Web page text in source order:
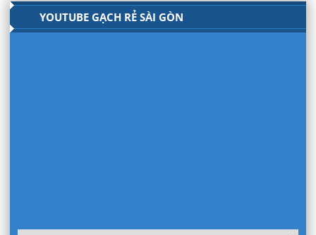
YOUTUBE GẠCH RẺ SÀI GÒN